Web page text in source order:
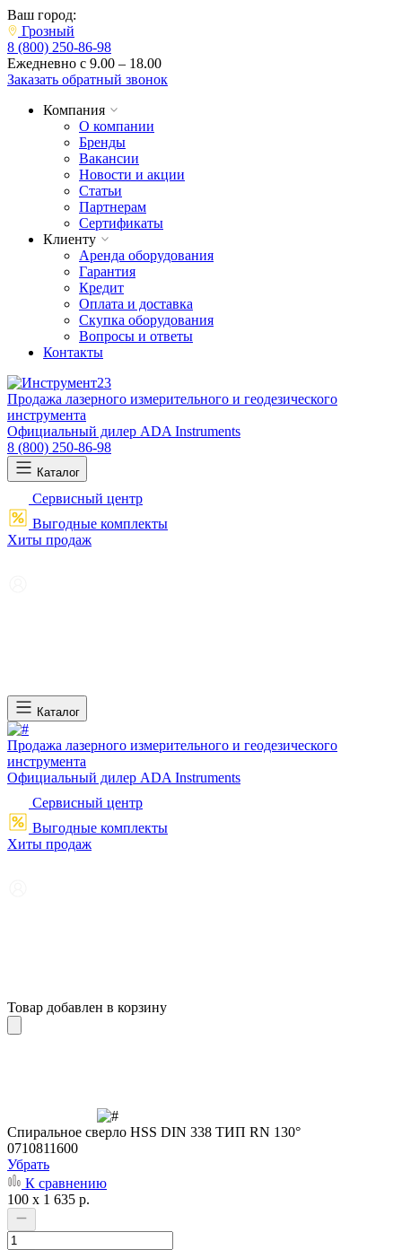
Ваш город:
Грозный
8 (800) 250-86-98
Ежедневно с 9.00 – 18.00
Заказать обратный звонок
Компания
О компании
Бренды
Вакансии
Новости и акции
Статьи
Партнерам
Сертификаты
Клиенту
Аренда оборудования
Гарантия
Кредит
Оплата и доставка
Скупка оборудования
Вопросы и ответы
Контакты
Продажа лазерного измерительного и геодезического
инструмента
Официальный дилер ADA Instruments
8 (800) 250-86-98
Каталог
Сервисный центр
Выгодные комплекты
Хиты продаж
Каталог
Продажа лазерного измерительного и геодезического
инструмента
Официальный дилер ADA Instruments
Сервисный центр
Выгодные комплекты
Хиты продаж
Товар добавлен в корзину
Cпиральное сверло HSS DIN 338 ТИП RN 130°
0710811600
Убрать
К сравнению
100 x 1 635 р.